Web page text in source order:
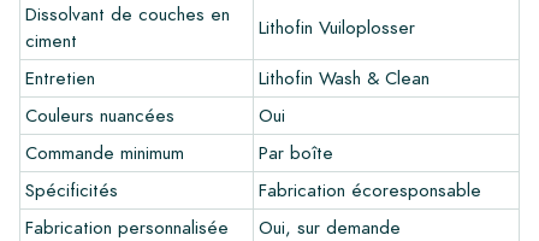
Liens
•Programme de dessin pour créer votre propre carreau
•En savoir plus sur nos carrelages
•Consultez nos brochures
•Produits d'entretien
Dissolvant de couches en
ciment
Lithofin Vuiloplosser
Entretien
Lithofin Wash & Clean
Couleurs nuancées
Oui
Commande minimum
Par boîte
Spécificités
Fabrication écoresponsable
Fabrication personnalisée
Oui, sur demande